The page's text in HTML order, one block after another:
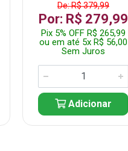
De: R$ 379,99
Por: R$ 279,99
Pix 5% OFF R$ 265,99
ou em até 5x R$ 56,00
Sem Juros
Adicionar